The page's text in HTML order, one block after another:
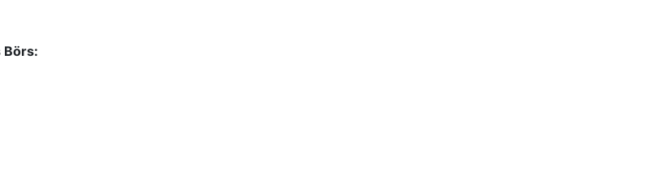
Börs: